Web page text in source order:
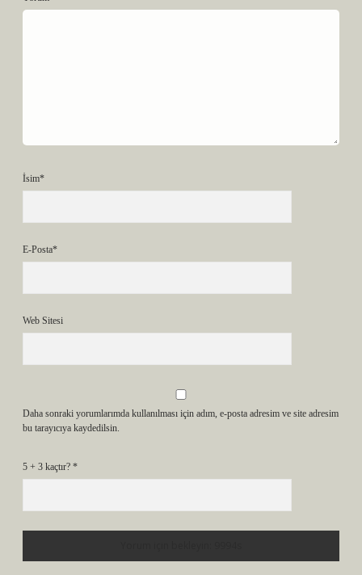
İsim*
E-Posta*
Web Sitesi
Daha sonraki yorumlarımda kullanılması için adım, e-posta adresim ve site adresim
bu tarayıcıya kaydedilsin.
5 + 3 kaçtır? *